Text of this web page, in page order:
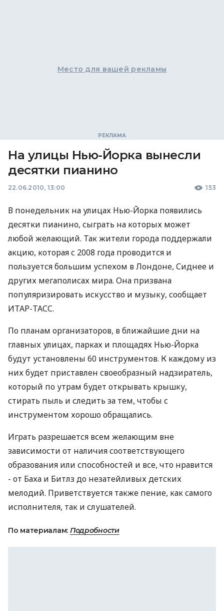
Место для вашей рекламы
На улицы Нью-Йорка вынесли
десятки пианино
22.06.2010, 13:00 153
В понедельник на улицах Нью-Йорка появились
десятки пианино, сыграть на которых может
любой желающий. Так жители города поддержали
акцию, которая с 2008 года проводится и
пользуется большим успехом в Лондоне, Сиднее и
других мегаполисах мира. Она призвана
популяризировать искусство и музыку, сообщает
ИТАР-ТАСС.
По планам организаторов, в ближайшие дни на
главных улицах, парках и площадях Нью-Йорка
будут установлены 60 инструментов. К каждому из
них будет приставлен своеобразный надзиратель,
который по утрам будет открывать крышку,
стирать пыль и следить за тем, чтобы с
инструментом хорошо обращались.
Играть разрешается всем желающим вне
зависимости от наличия соответствующего
образования или способностей и все, что нравится
- от Баха и Битлз до незатейливых детских
мелодий. Приветствуется также пение, как самого
исполнителя, так и слушателей.
По материалам: Подробности